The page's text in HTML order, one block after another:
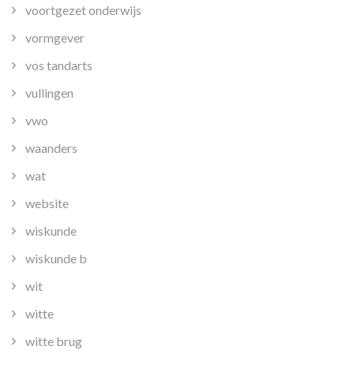
voortgezet onderwijs
vormgever
vos tandarts
vullingen
vwo
waanders
wat
website
wiskunde
wiskunde b
wit
witte
witte brug